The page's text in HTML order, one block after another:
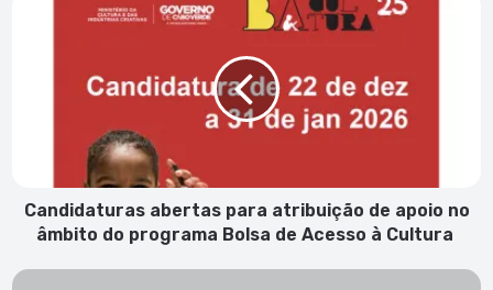
programa
Bolsa
Acesso
Candidaturas abertas para atribuição de apoio no
âmbito do programa Bolsa de Acesso à Cultura
1.